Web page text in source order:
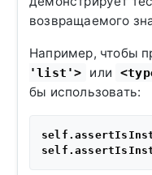
возвращаемого
Например, чтобы
'list'>
или
бы использовать: